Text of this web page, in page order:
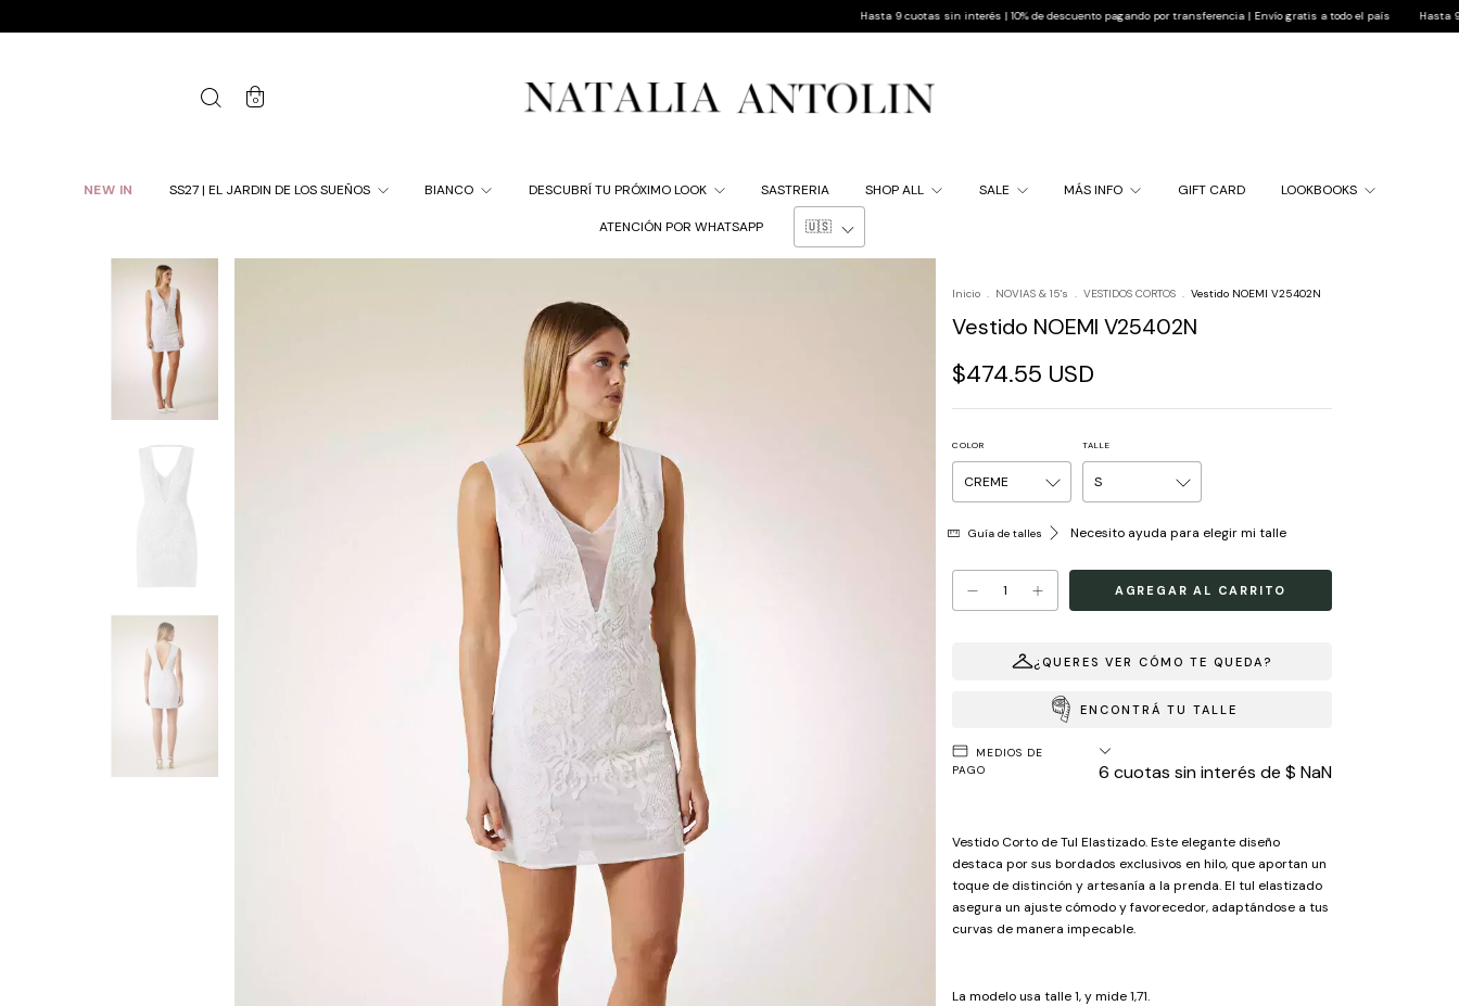
Hasta 9 cuotas sin interés | 10% de descuento pagando por transferencia | Envío gratis a todo el país Hasta 9 cuotas sin
0
NEW IN SS27 | EL JARDIN DE LOS SUEÑOS BIANCO DESCUBRÍ TU PRÓXIMO LOOK SASTRERIA SHOP ALL SALE MÁS INFO GIFT CARD LOOKBOOKS
ATENCIÓN POR WHATSAPP
Inicio . NOVIAS & 15's . VESTIDOS CORTOS . Vestido NOEMI V25402N
Vestido NOEMI V25402N
$474.55 USD
COLOR TALLE
Guía de talles Necesito ayuda para elegir mi talle
¿QUERES VER CÓMO TE QUEDA?
ENCONTRÁ TU TALLE
MEDIOS DE
PAGO
6 cuotas sin interés de $ NaN
Vestido Corto de Tul Elastizado. Este elegante diseño
destaca por sus bordados exclusivos en hilo, que aportan un
toque de distinción y artesanía a la prenda. El tul elastizado
asegura un ajuste cómodo y favorecedor, adaptándose a tus
curvas de manera impecable.
La modelo usa talle 1, y mide 1,71.